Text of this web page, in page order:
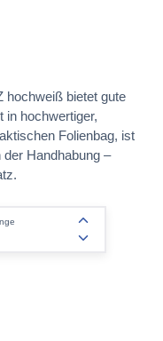
hochweiß bietet gute
in hochwertiger,
Folienbag, ist
Handhabung –